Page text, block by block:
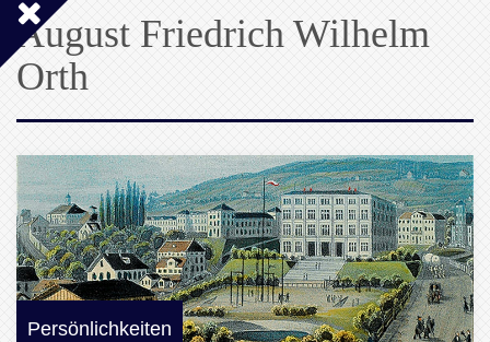
August Friedrich Wilhelm
Orth
Persönlichkeiten